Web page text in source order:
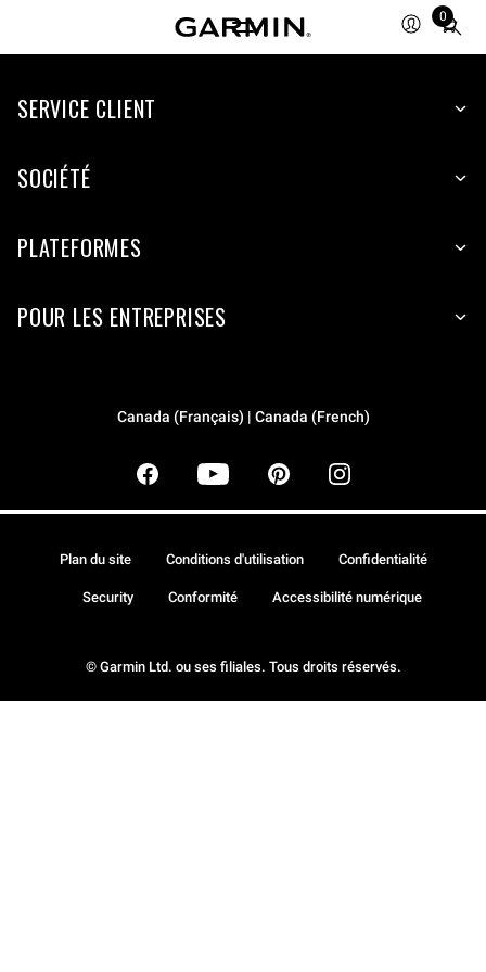
0
Total
items
cart:
SERVICE CLIENT
SOCIÉTÉ
PLATEFORMES
POUR LES ENTREPRISES
Canada (Français) | Canada (French)
© Garmin Ltd. ou ses filiales. Tous droits réservés.
Plan du site Conditions d'utilisation Confidentialité
Security Conformité Accessibilité numérique